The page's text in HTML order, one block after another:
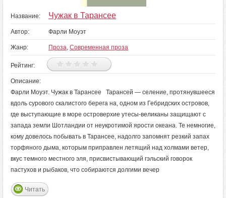
Название: Чужак в Тарансее
Автор: Фарли Моуэт
Жанр: Проза, Современная проза
Рейтинг:
Описание:
Фарли Моуэт. Чужак в Тарансее Тарансей — селение, протянувшееся
вдоль сурового скалистого берега на, одном из Гебридских островов,
где выступающие в море островерхие утесы-великаны защищают с
запада земли Шотландии от неукротимой ярости океана. Те немногие,
кому довелось побывать в Тарансее, надолго запомнят резкий запах
торфяного дыма, которым приправлен летящий над холмами ветер,
вкус темного местного эля, присвистывающий гэльский говорок
пастухов и рыбаков, что собираются долгими вечер
Читать